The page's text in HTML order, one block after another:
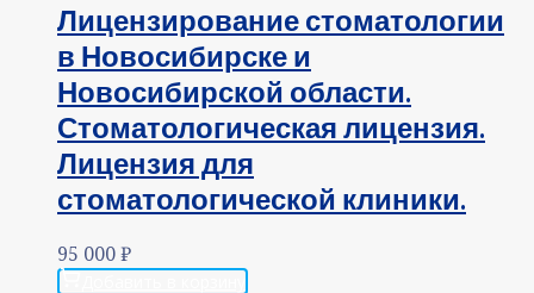
Лицензирование стоматологии
в Новосибирске и
Новосибирской области.
Стоматологическая лицензия.
Лицензия для
стоматологической клиники.
95 000₽